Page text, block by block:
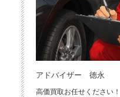
アドバイザー 徳永
高価買取お任せください！